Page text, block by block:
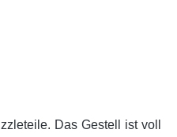
Das Gestell ist voll